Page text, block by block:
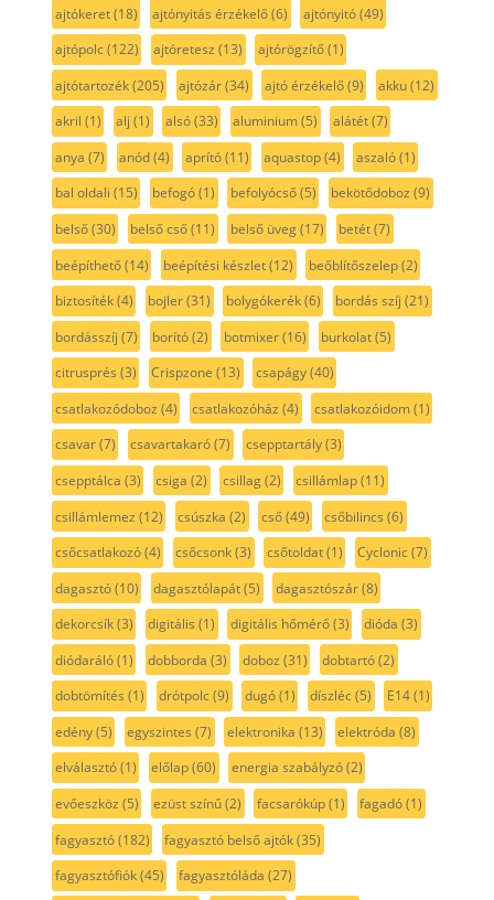
ajtókeret(18) ajtónyitás érzékelő(6) ajtónyitó(49)
ajtópolc(122) ajtóretesz (13) ajtórögzítő(1)
ajtótartozék(205) ajtózár(34) ajtó érzékelő(9) akku(12)
akril (1) alj (1) alsó(33) aluminium(5) alátét(7)
anya (7) anód(4) aprító(11) aquastop(4) aszaló(1)
bal oldali (15) befogó(1) befolyócső(5) bekötődoboz (9)
belső(30) belső cső(11) belső üveg(17) betét(7)
beépíthető(14) beépítési készlet(12) beőblítőszelep(2)
biztosíték(4) bojler(31) bolygókerék(6) bordás szíj (21)
bordásszíj (7) borító(2) botmixer(16) burkolat(5)
citrusprés (3) Crispzone (13) csapágy(40)
csatlakozódoboz (4) csatlakozóház (4) csatlakozóidom(1)
csavar(7) csavartakaró(7) csepptartály(3)
csepptálca (3) csiga (2) csillag(2) csillámlap(11)
csillámlemez (12) csúszka (2) cső(49) csőbilincs (6)
csőcsatlakozó(4) csőcsonk(3) csőtoldat(1) Cyclonic(7)
dagasztó(10) dagasztólapát(5) dagasztószár(8)
dekorcsík(3) digitális (1) digitális hőmérő(3) dióda (3)
diódaráló(1) dobborda (3) doboz (31) dobtartó(2)
dobtömítés (1) drótpolc(9) dugó(1) díszléc(5) E14(1)
edény(5) egyszintes (7) elektronika (13) elektróda (8)
elválasztó(1) előlap(60) energia szabályzó(2)
evőeszköz (5) ezüst színű(2) facsarókúp(1) fagadó(1)
fagyasztó(182) fagyasztó belső ajtók(35)
fagyasztófiók(45) fagyasztóláda (27)